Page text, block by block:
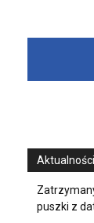
Aktualności
puszki z